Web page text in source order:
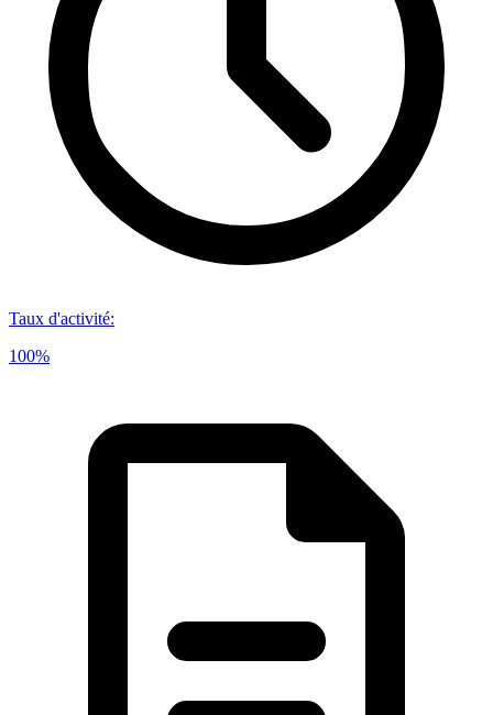
Taux d'activité:
100%